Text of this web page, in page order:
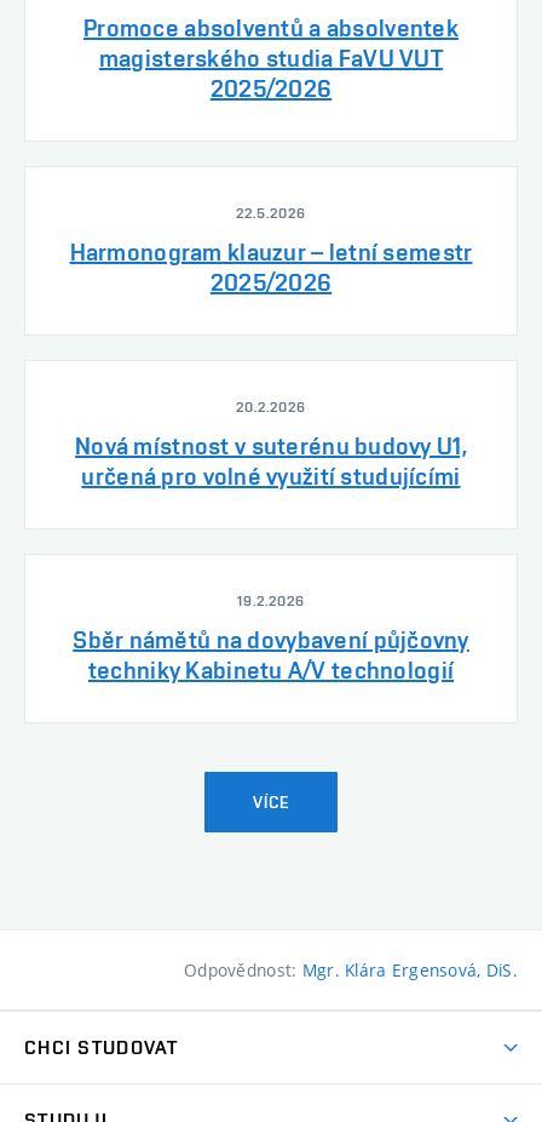
Promoce absolventů a absolventek
magisterského studia FaVU VUT
2025/2026
22.5.2026
Harmonogram klauzur – letní semestr
2025/2026
20.2.2026
Nová místnost v suterénu budovy U1,
určená pro volné využití studujícími
19.2.2026
Sběr námětů na dovybavení půjčovny
techniky Kabinetu A/V technologií
VÍCE
Odpovědnost: Mgr. Klára Ergensová, DiS.
CHCI STUDOVAT